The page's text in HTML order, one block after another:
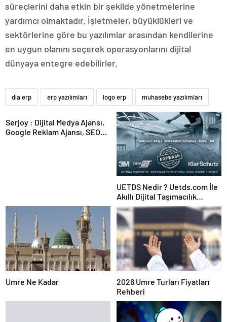
süreçlerini daha etkin bir şekilde yönetmelerine
yardımcı olmaktadır. İşletmeler, büyüklükleri ve
sektörlerine göre bu yazılımlar arasından kendilerine
en uygun olanını seçerek operasyonlarını dijital
dünyaya entegre edebilirler.
dia erp erp yazılımları logo erp muhasebe yazılımları
Serjoy : Dijital Medya Ajansı,
Google Reklam Ajansı, SEO
UETDS Nedir ? Uetds.com İle
Akıllı Dijital Taşımacılık
Yazılımı
Umre Ne Kadar
2026 Umre Turları Fiyatları
Rehberi